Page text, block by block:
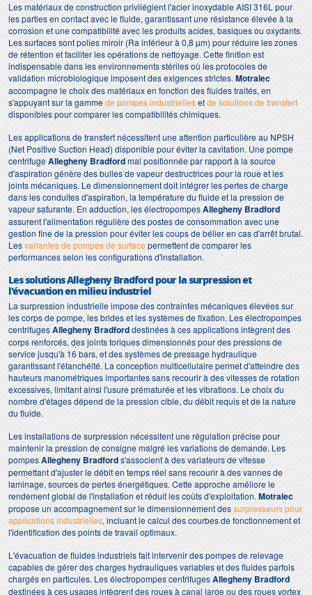
Les matériaux de construction privilégient l'acier inoxydable AISI 316L pour
les parties en contact avec le fluide, garantissant une résistance élevée à la
corrosion et une compatibilité avec les produits acides, basiques ou oxydants.
Les surfaces sont polies miroir (Ra inférieur à 0,8 µm) pour réduire les zones
de rétention et faciliter les opérations de nettoyage. Cette finition est
indispensable dans les environnements stériles où les protocoles de
validation microbiologique imposent des exigences strictes. Motralec
accompagne le choix des matériaux en fonction des fluides traités, en
s'appuyant sur la gammede pompes industriellesetde solutions de transfert
disponibles pour comparer les compatibilités chimiques.
Les applications de transfert nécessitent une attention particulière au NPSH
(Net Positive Suction Head) disponible pour éviter la cavitation. Une pompe
centrifugeAllegheny Bradfordmal positionnée par rapport à la source
d'aspiration génère des bulles de vapeur destructrices pour la roue et les
joints mécaniques. Le dimensionnement doit intégrer les pertes de charge
dans les conduites d'aspiration, la température du fluide et la pression de
vapeur saturante. En adduction, les électropompesAllegheny Bradford
assurent l'alimentation régulière des postes de consommation avec une
gestion fine de la pression pour éviter les coups de bélier en cas d'arrêt brutal.
Lesvariantes de pompes de surface permettent de comparer les
performances selon les configurations d'installation.
Les solutions Allegheny Bradford pour la surpression et
l'évacuation en milieu industriel
La surpression industrielle impose des contraintes mécaniques élevées sur
les corps de pompe, les brides et les systèmes de fixation. Les électropompes
centrifugesAllegheny Bradforddestinées à ces applications intègrent des
corps renforcés, des joints toriques dimensionnés pour des pressions de
service jusqu'à 16 bars, et des systèmes de pressage hydraulique
garantissant l'étanchéité. La conception multicellulaire permet d'atteindre des
hauteurs manométriques importantes sans recourir à des vitesses de rotation
excessives, limitant ainsi l'usure prématurée et les vibrations. Le choix du
nombre d'étages dépend de la pression cible, du débit requis et de la nature
du fluide.
Les installations de surpression nécessitent une régulation précise pour
maintenir la pression de consigne malgré les variations de demande. Les
pompesAllegheny Bradfords'associent à des variateurs de vitesse
permettant d'ajuster le débit en temps réel sans recourir à des vannes de
laminage, sources de pertes énergétiques. Cette approche améliore le
rendement global de l'installation et réduit les coûts d'exploitation. Motralec
propose un accompagnement sur le dimensionnement dessurpresseurs pour
applications industrielles, incluant le calcul des courbes de fonctionnement et
l'identification des points de travail optimaux.
L'évacuation de fluides industriels fait intervenir des pompes de relevage
capables de gérer des charges hydrauliques variables et des fluides parfois
chargés en particules. Les électropompes centrifugesAllegheny Bradford
destinées à ces usages intègrent des roues à canal large ou des roues vortex